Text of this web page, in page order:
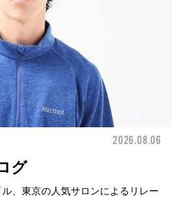
2026.08.06
グ
、東京の人気サロンによるリレー